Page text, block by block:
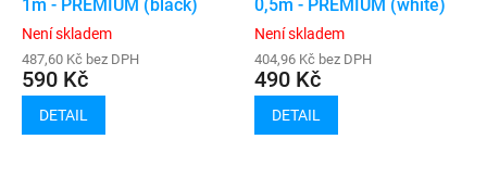
1m - PREMIUM (black)
Není skladem
487,60 Kč bez DPH
590 Kč
DETAIL
0,5m - PREMIUM (white)
Není skladem
404,96 Kč bez DPH
490 Kč
DETAIL